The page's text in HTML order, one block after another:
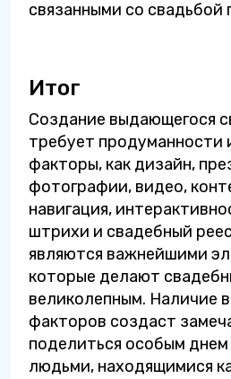
связанными со свадьбой
Итог
Создание выдающегося
требует продуманности
факторы, как дизайн,
фотографии, видео,
навигация,
штрихи и свадебный
являются важнейшими
которые делают
великолепным. Наличие
факторов создаст
поделиться особым
людьми, находящимися